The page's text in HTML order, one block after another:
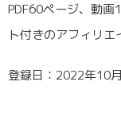
PDF60ページ、動
ト付きのアフィリエ
登録日：2022年10